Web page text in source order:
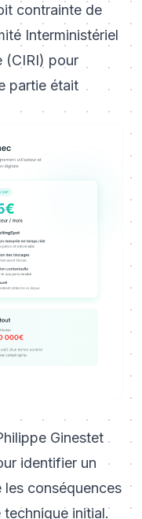
contrainte de
Interministériel
(CIRI) pour
partie était
Ginestet
identifier un
les conséquences
technique initial.